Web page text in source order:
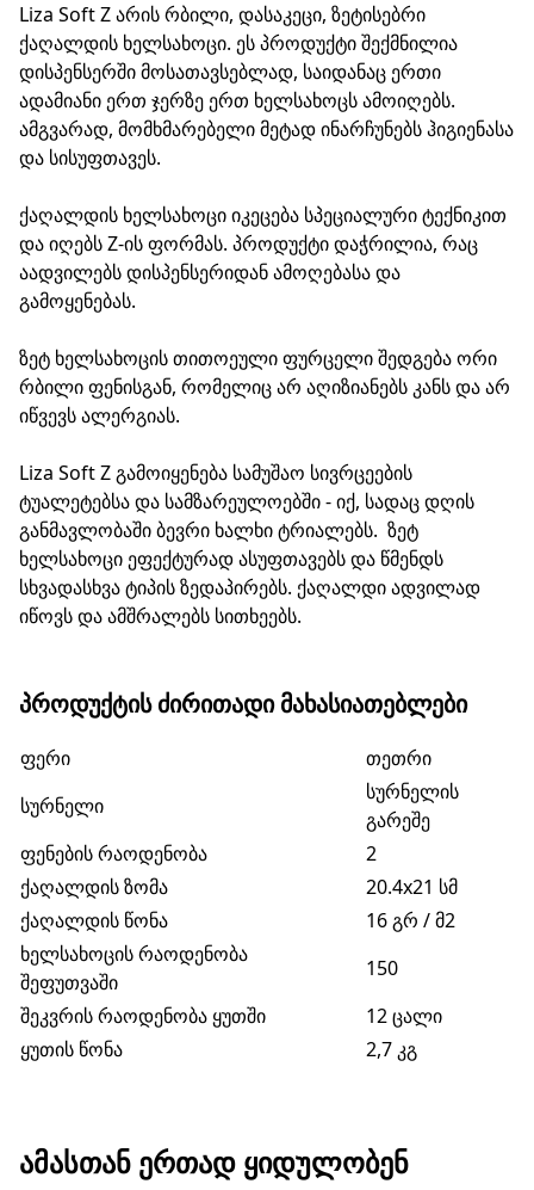
Liza Soft Z არის რბილი, დასაკეცი, ზეტისებრი
ქაღალდის ხელსახოცი. ეს პროდუქტი შექმნილია
დისპენსერში მოსათავსებლად, საიდანაც ერთი
ადამიანი ერთ ჯერზე ერთ ხელსახოცს ამოიღებს.
ამგვარად, მომხმარებელი მეტად ინარჩუნებს ჰიგიენასა
და სისუფთავეს.
ქაღალდის ხელსახოცი იკეცება სპეციალური ტექნიკით
და იღებს Z-ის ფორმას. პროდუქტი დაჭრილია, რაც
აადვილებს დისპენსერიდან ამოღებასა და
გამოყენებას.
ზეტ ხელსახოცის თითოეული ფურცელი შედგება ორი
რბილი ფენისგან, რომელიც არ აღიზიანებს კანს და არ
იწვევს ალერგიას.
Liza Soft Z გამოიყენება სამუშაო სივრცეების
ტუალეტებსა და სამზარეულოებში - იქ, სადაც დღის
განმავლობაში ბევრი ხალხი ტრიალებს. ზეტ
ხელსახოცი ეფექტურად ასუფთავებს და წმენდს
სხვადასხვა ტიპის ზედაპირებს. ქაღალდი ადვილად
იწოვს და ამშრალებს სითხეებს.
ᲞᲠᲝᲓᲣᲥᲢᲘᲡ ᲫᲘᲠᲘᲗᲐᲓᲘ ᲛᲐᲮᲐᲡᲘᲐᲗᲔᲑᲚᲔᲑᲘ
ფერი
თეთრი
სურნელი
სურნელის
გარეშე
ფენების რაოდენობა
2
ქაღალდის ზომა
20.4x21 სმ
ქაღალდის წონა
16 გრ / მ2
ხელსახოცის რაოდენობა
შეფუთვაში
150
შეკვრის რაოდენობა ყუთში
12 ცალი
ყუთის წონა
2,7 კგ
ᲐᲛᲐᲡᲗᲐᲜ ᲔᲠᲗᲐᲓ ᲧᲘᲓᲣᲚᲝᲑᲔᲜ